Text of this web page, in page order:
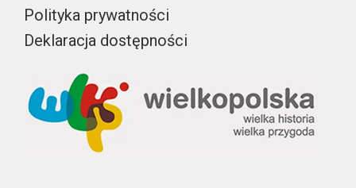
Polityka prywatności
Deklaracja dostępności